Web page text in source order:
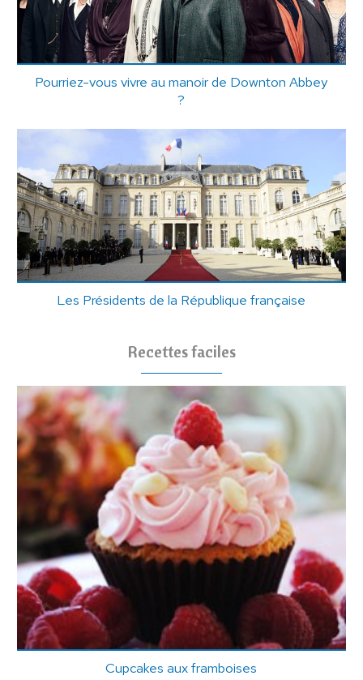
Pourriez-vous vivre au manoir de Downton Abbey
?
Les Présidents de la République française
Recettes faciles
Cupcakes aux framboises